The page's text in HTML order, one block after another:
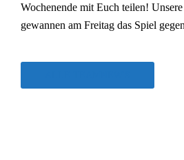
Wochenende mit Euch teilen!
gewannen am Freitag das Spiel